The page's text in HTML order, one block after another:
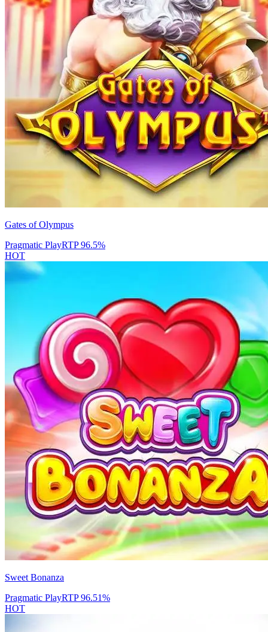
Gates of Olympus
Pragmatic PlayRTP96.5%
HOT
Sweet Bonanza
Pragmatic PlayRTP96.51%
HOT